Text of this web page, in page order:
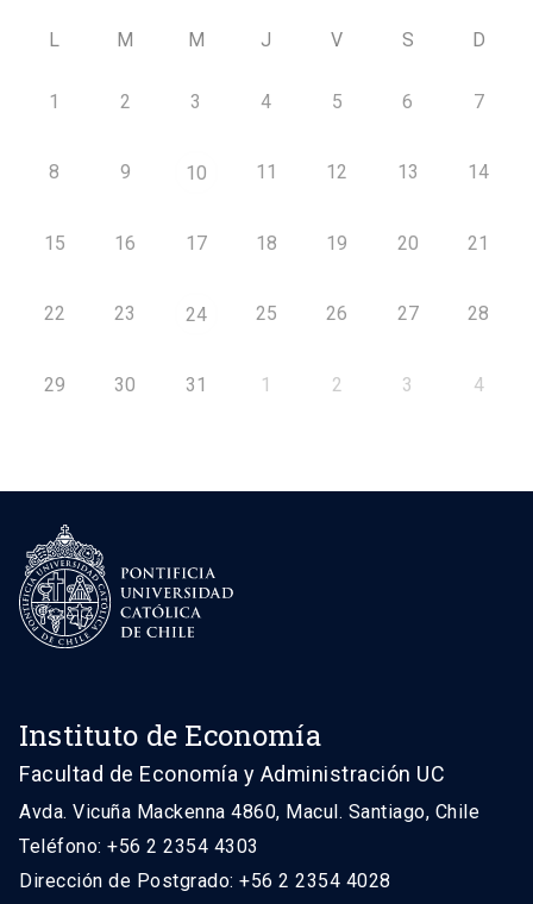
L M M J V S D
1 2 3 4 5 6 7
8 9 10 11 12 13 14
15 16 17 18 19 20 21
22 23 24 25 26 27 28
29 30 31 1 2 3 4
Instituto de Economía
Facultad de Economía y Administración UC
Avda. Vicuña Mackenna 4860, Macul. Santiago, Chile
Teléfono: +56 2 2354 4303
Dirección de Postgrado: +56 2 2354 4028